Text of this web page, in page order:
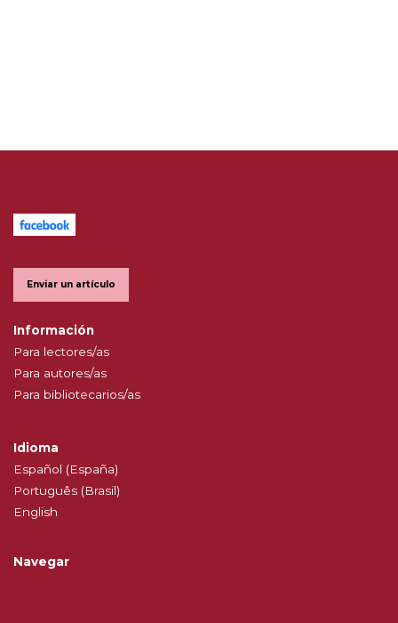
Enviar un artículo
Información
Para lectores/as
Para autores/as
Para bibliotecarios/as
Idioma
Español (España)
Português (Brasil)
English
Navegar